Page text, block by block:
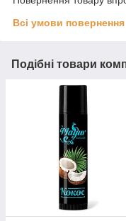
Всі умови повернення
Подібні товари